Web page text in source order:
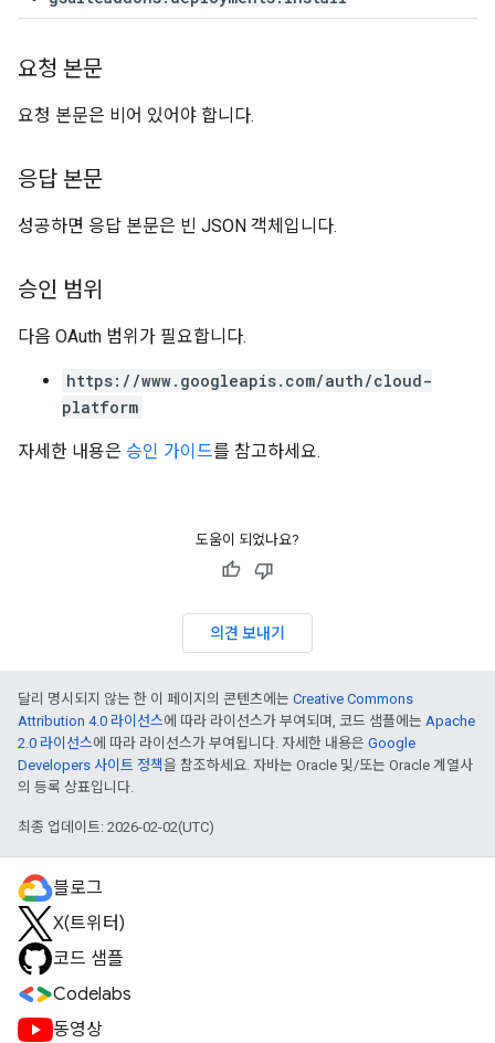
요청 본문
요청 본문은 비어 있어야 합니다.
응답 본문
성공하면 응답 본문은 빈 JSON 객체입니다.
승인 범위
다음 OAuth 범위가 필요합니다.
https://www.googleapis.com/auth/cloud-
platform
자세한 내용은 승인 가이드를 참고하세요.
도움이 되었나요?
의견 보내기
달리 명시되지 않는 한 이 페이지의 콘텐츠에는 Creative Commons
Attribution 4.0 라이선스에 따라 라이선스가 부여되며, 코드 샘플에는 Apache
2.0 라이선스에 따라 라이선스가 부여됩니다. 자세한 내용은 Google
Developers 사이트 정책을 참조하세요. 자바는 Oracle 및/또는 Oracle 계열사
의 등록 상표입니다.
최종 업데이트: 2026-02-02(UTC)
블로그
X(트위터)
코드 샘플
Codelabs
동영상